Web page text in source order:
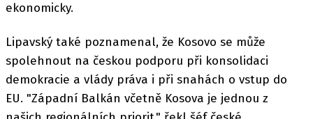
ekonomicky.
Lipavský také poznamenal, že Kosovo se může
spolehnout na českou podporu při konsolidaci
demokracie a vlády práva i při snahách o vstup do
EU. "Západní Balkán včetně Kosova je jednou z